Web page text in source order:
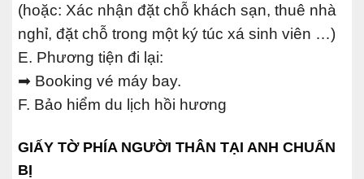
(hoặc: Xác nhận đặt chỗ khách sạn, thuê nhà
nghỉ, đặt chỗ trong một ký túc xá sinh viên …)
E. Phương tiện đi lại:
➡ Booking vé máy bay.
F. Bảo hiểm du lịch hồi hương
GIẤY TỜ PHÍA NGƯỜI THÂN TẠI ANH CHUẨN
BỊ